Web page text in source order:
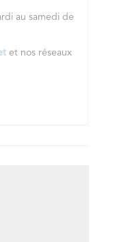
au samedi de
et nos réseaux